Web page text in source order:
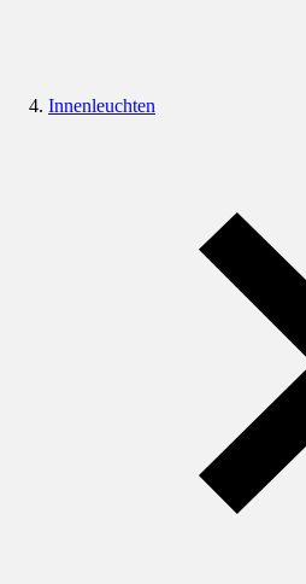
Innenleuchten